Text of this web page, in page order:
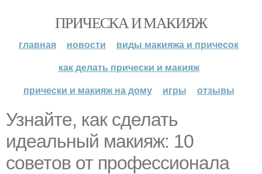
ПРИЧЕСКА И МАКИЯЖ
главная новости
виды макияжа и причесок
как делать прически и макияж
прически и макияж на дому
игры отзывы
Узнайте, как сделать
идеальный макияж: 10
советов от профессионала